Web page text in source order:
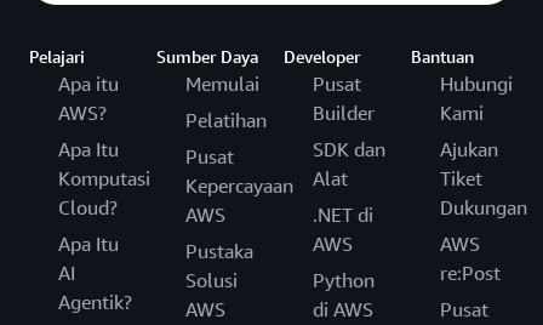
Pelajari
Apa itu
AWS?
Apa Itu
Komputasi
Cloud?
Apa Itu
AI
Agentik?
Sumber Daya
Memulai
Pelatihan
Pusat
Kepercayaan
AWS
Pustaka
Solusi
AWS
Developer
Pusat
Builder
SDK dan
Alat
.NET di
AWS
Python
di AWS
Bantuan
Hubungi
Kami
Ajukan
Tiket
Dukungan
AWS
re:Post
Pusat